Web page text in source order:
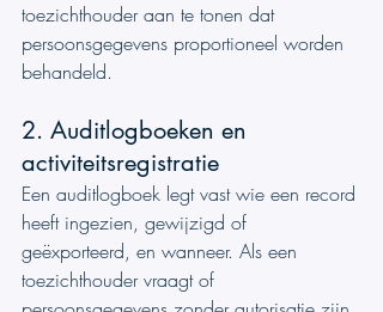
toezichthouder aan te tonen dat
persoonsgegevens proportioneel worden
behandeld.
2. Auditlogboeken en
activiteitsregistratie
Een auditlogboek legt vast wie een record
heeft ingezien, gewijzigd of
geëxporteerd, en wanneer. Als een
toezichthouder vraagt of